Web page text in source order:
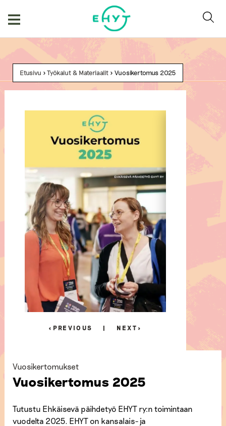
Etusivu >Työkalut & Materiaalit> Vuosikertomus 2025
PREVIOUS NEXT
Vuosikertomukset
Vuosikertomus 2025
Tutustu Ehkäisevä päihdetyö EHYT ry:n toimintaan
vuodelta 2025. EHYT on kansalais- ja